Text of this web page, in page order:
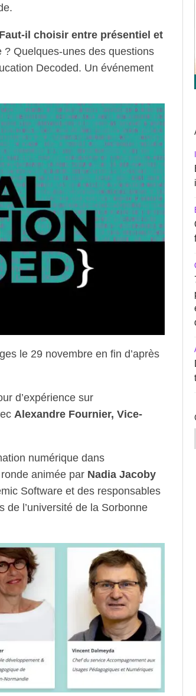
il choisir entre présentiel et
? Quelques-unes des questions
Decoded. Un événement
le 29 novembre en fin d’après
d’expérience sur
Alexandre Fournier, Vice-
numérique dans
animée par Nadia Jacoby
Software et des responsables
de l’université de la Sorbonne